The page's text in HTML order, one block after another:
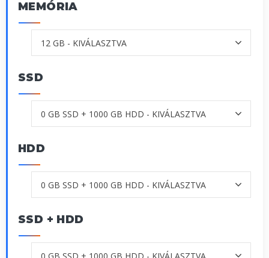
MEMÓRIA
SSD
HDD
SSD + HDD